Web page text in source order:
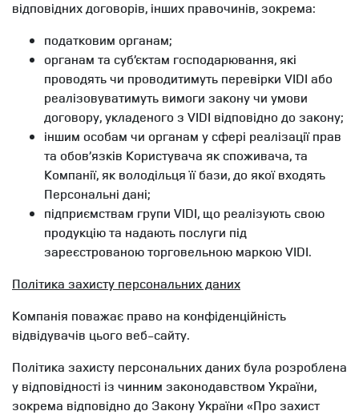
відповідних договорів, інших правочинів, зокрема:
податковим органам;
органам та суб’єктам господарювання, які
проводять чи проводитимуть перевірки VIDI або
реалізовуватимуть вимоги закону чи умови
договору, укладеного з VIDI відповідно до закону;
іншим особам чи органам у сфері реалізації прав
та обов’язків Користувача як споживача, та
Компанії, як володільця її бази, до якої входять
Персональні дані;
підприємствам групи VIDI, що реалізують свою
продукцію та надають послуги під
зареєстрованою торговельною маркою VIDI.
Політика захисту персональних даних
Компанія поважає право на конфіденційність
відвідувачів цього веб-сайту.
Політика захисту персональних даних була розроблена
у відповідності із чинним законодавством України,
зокрема відповідно до Закону України «Про захист